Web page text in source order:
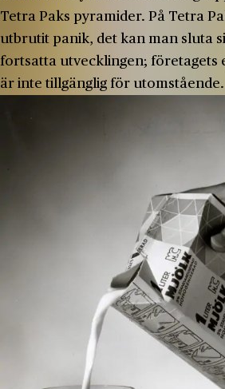
Tetra Paks pyramider. På Tetra
utbrutit panik, det kan man sluta
fortsatta utvecklingen; företagets
är inte tillgänglig för utomstående.